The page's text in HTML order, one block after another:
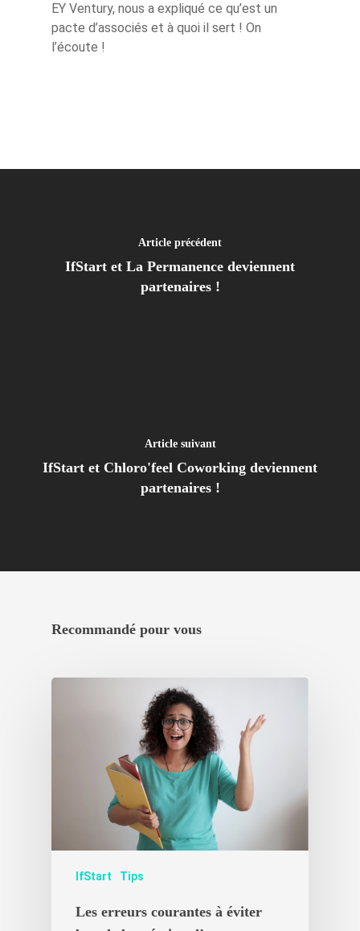
EY Ventury, nous a expliqué ce qu’est un
pacte d’associés et à quoi il sert ! On
l’écoute !
Article précédent
IfStart et La Permanence deviennent
partenaires !
Article suivant
IfStart et Chloro'feel Coworking deviennent
partenaires !
Recommandé pour vous
IfStart Tips
Les erreurs courantes à éviter